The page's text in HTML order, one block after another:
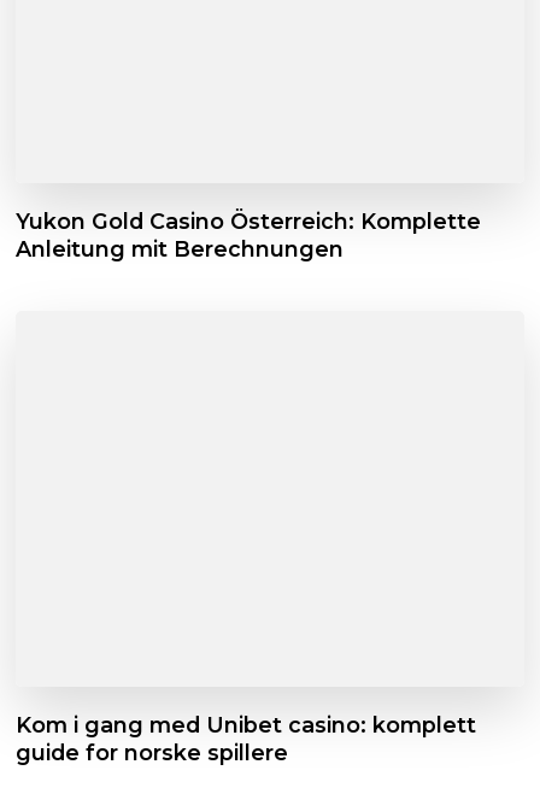
Yukon Gold Casino Österreich: Komplette
Anleitung mit Berechnungen
Kom i gang med Unibet casino: komplett
guide for norske spillere